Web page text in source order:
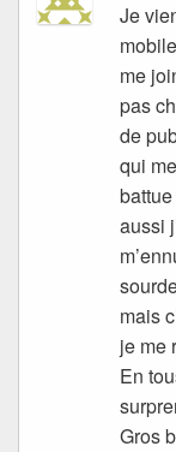
Je
me
pas
de
qui
aussi
mais
je me
En
Gros